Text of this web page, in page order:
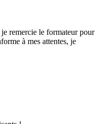
remercie le formateur pour
à mes attentes, je